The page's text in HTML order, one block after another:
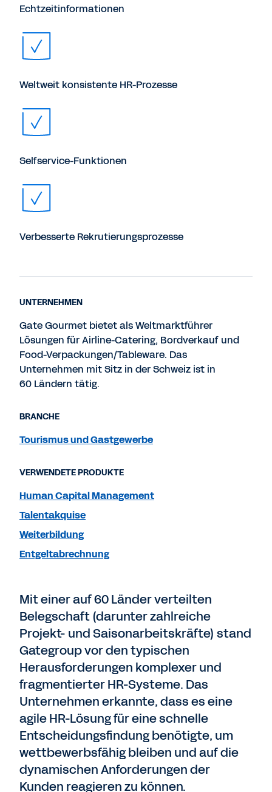
Echtzeitinformationen
Weltweit konsistente HR-Prozesse
Selfservice-Funktionen
Verbesserte Rekrutierungsprozesse
Mit einer auf 60 Länder verteilten
Belegschaft (darunter zahlreiche
Projekt- und Saisonarbeitskräfte) stand
Gategroup vor den typischen
Herausforderungen komplexer und
fragmentierter HR-Systeme. Das
Unternehmen erkannte, dass es eine
agile HR-Lösung für eine schnelle
Entscheidungsfindung benötigte, um
wettbewerbsfähig bleiben und auf die
dynamischen Anforderungen der
Kunden reagieren zu können.
UNTERNEHMEN
Gate Gourmet bietet als Weltmarktführer
Lösungen für Airline-Catering, Bordverkauf und
Food-Verpackungen/Tableware. Das
Unternehmen mit Sitz in der Schweiz ist in
60 Ländern tätig.
BRANCHE
Tourismus und Gastgewerbe
VERWENDETE PRODUKTE
Human Capital Management
Talentakquise
Weiterbildung
Entgeltabrechnung